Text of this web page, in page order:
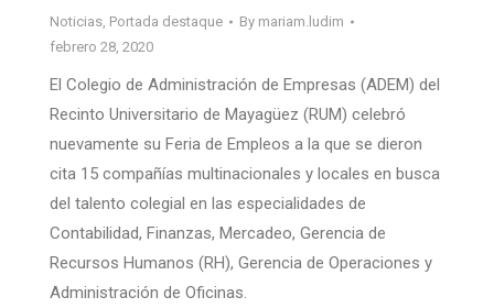
Noticias, Portada destaque By mariam.ludim
febrero 28, 2020
El Colegio de Administración de Empresas (ADEM) del
Recinto Universitario de Mayagüez (RUM) celebró
nuevamente su Feria de Empleos a la que se dieron
cita 15 compañías multinacionales y locales en busca
del talento colegial en las especialidades de
Contabilidad, Finanzas, Mercadeo, Gerencia de
Recursos Humanos (RH), Gerencia de Operaciones y
Administración de Oficinas.